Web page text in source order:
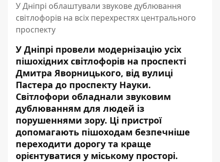
У Дніпрі облаштували звукове дублювання
світлофорів на всіх перехрестях центрального
проспекту
У Дніпрі провели модернізацію усіх
пішохідних світлофорів на проспекті
Дмитра Яворницького, від вулиці
Пастера до проспекту Науки.
Світлофори обладнали звуковим
дублюванням для людей із
порушеннями зору. Ці пристрої
допомагають пішоходам безпечніше
переходити дорогу та краще
орієнтуватися у міському просторі.